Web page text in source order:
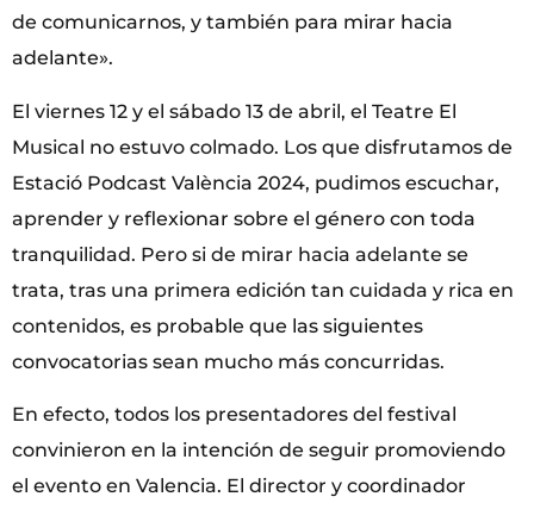
de comunicarnos, y también para mirar hacia
adelante».
El viernes 12 y el sábado 13 de abril, el Teatre El
Musical no estuvo colmado. Los que disfrutamos de
Estació Podcast València 2024, pudimos escuchar,
aprender y reflexionar sobre el género con toda
tranquilidad. Pero si de mirar hacia adelante se
trata, tras una primera edición tan cuidada y rica en
contenidos, es probable que las siguientes
convocatorias sean mucho más concurridas.
En efecto, todos los presentadores del festival
convinieron en la intención de seguir promoviendo
el evento en Valencia. El director y coordinador